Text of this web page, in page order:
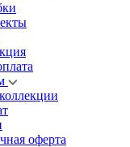
оферта